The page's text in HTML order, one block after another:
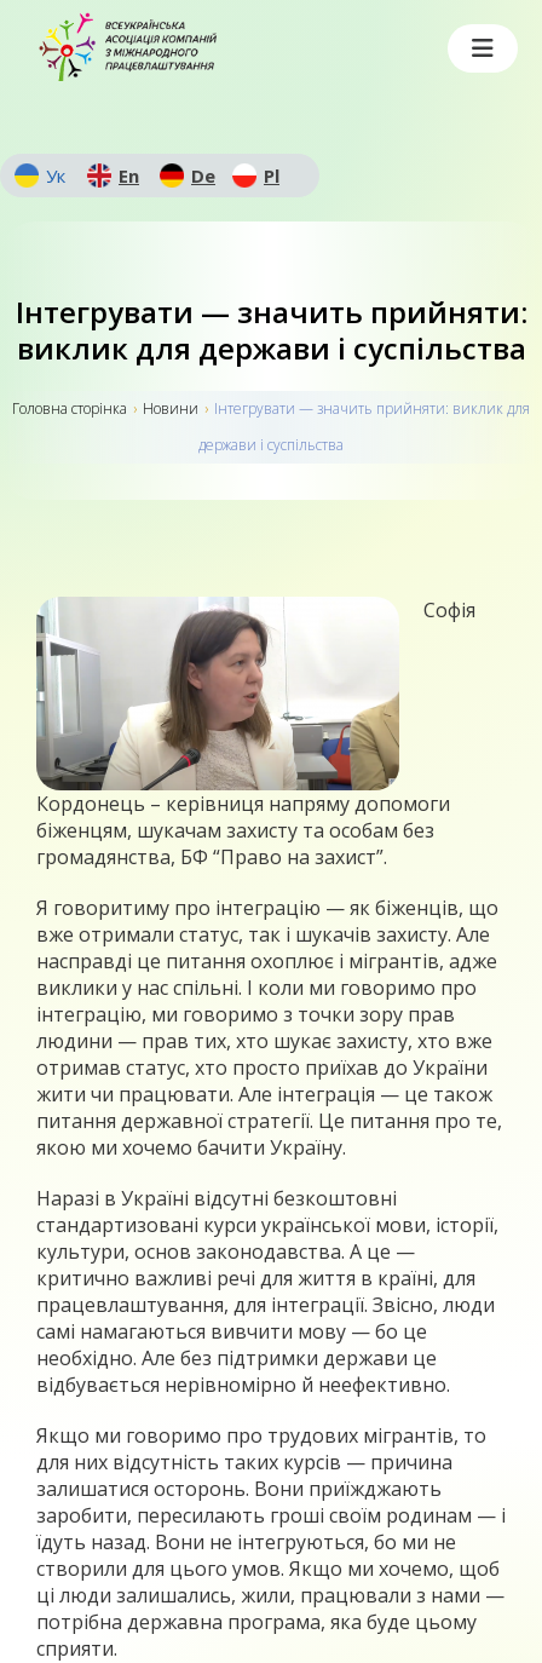
Ук En De Pl
Інтегрувати — значить прийняти:
виклик для держави і суспільства
Головна сторiнка › Новини › Інтегрувати — значить прийняти: виклик для
держави і суспільства
Софія
Кордонець – керівниця напряму допомоги
біженцям, шукачам захисту та особам без
громадянства, БФ “Право на захист”.
Я говоритиму про інтеграцію — як біженців, що
вже отримали статус, так і шукачів захисту. Але
насправді це питання охоплює і мігрантів, адже
виклики у нас спільні. І коли ми говоримо про
інтеграцію, ми говоримо з точки зору прав
людини — прав тих, хто шукає захисту, хто вже
отримав статус, хто просто приїхав до України
жити чи працювати. Але інтеграція — це також
питання державної стратегії. Це питання про те,
якою ми хочемо бачити Україну.
Наразі в Україні відсутні безкоштовні
стандартизовані курси української мови, історії,
культури, основ законодавства. А це —
критично важливі речі для життя в країні, для
працевлаштування, для інтеграції. Звісно, люди
самі намагаються вивчити мову — бо це
необхідно. Але без підтримки держави це
відбувається нерівномірно й неефективно.
Якщо ми говоримо про трудових мігрантів, то
для них відсутність таких курсів — причина
залишатися осторонь. Вони приїжджають
заробити, пересилають гроші своїм родинам — і
їдуть назад. Вони не інтегруються, бо ми не
створили для цього умов. Якщо ми хочемо, щоб
ці люди залишались, жили, працювали з нами —
потрібна державна програма, яка буде цьому
сприяти.